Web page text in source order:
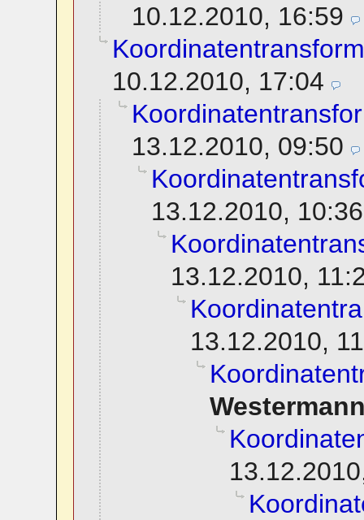
10.12.2010, 16:59
10.12.2010, 17:04
13.12.2010, 09:50
13.12.2010, 10:36
13.12.2010,
13.12.2010,